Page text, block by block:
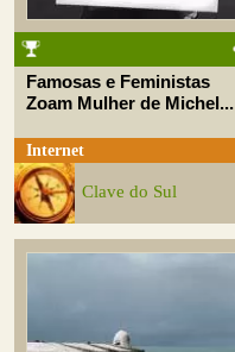
Famosas e Feministas
Zoam Mulher de Michel...
Internet
Clave do Sul